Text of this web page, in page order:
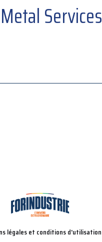
Services
légales et conditions d'utilisation